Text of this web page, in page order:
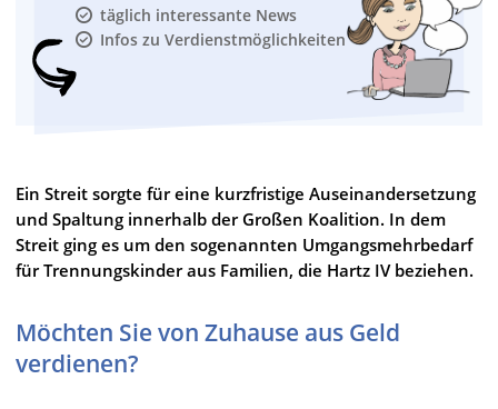
täglich interessante News
Infos zu Verdienstmöglichkeiten
Ein Streit sorgte für eine kurzfristige Auseinandersetzung
und Spaltung innerhalb der Großen Koalition. In dem
Streit ging es um den sogenannten Umgangsmehrbedarf
für Trennungskinder aus Familien, die Hartz IV beziehen.
Möchten Sie von Zuhause aus Geld
verdienen?